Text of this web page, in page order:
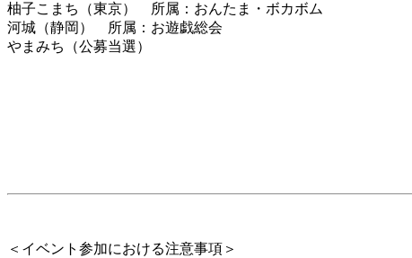
柚子こまち（東京） 所属：おんたま・ボカボム
河城（静岡） 所属：お遊戯総会
やまみち（公募当選）
＜イベント参加における注意事項＞